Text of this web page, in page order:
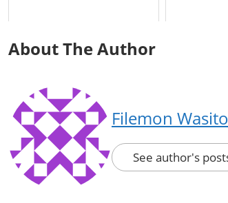
About The Author
Filemon Wasito
See author's